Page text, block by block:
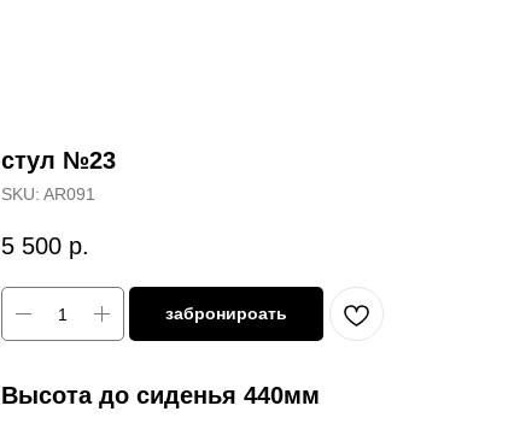
стул №23
SKU: AR091
5 500 р.
забронироать
Высота до сиденья 440мм